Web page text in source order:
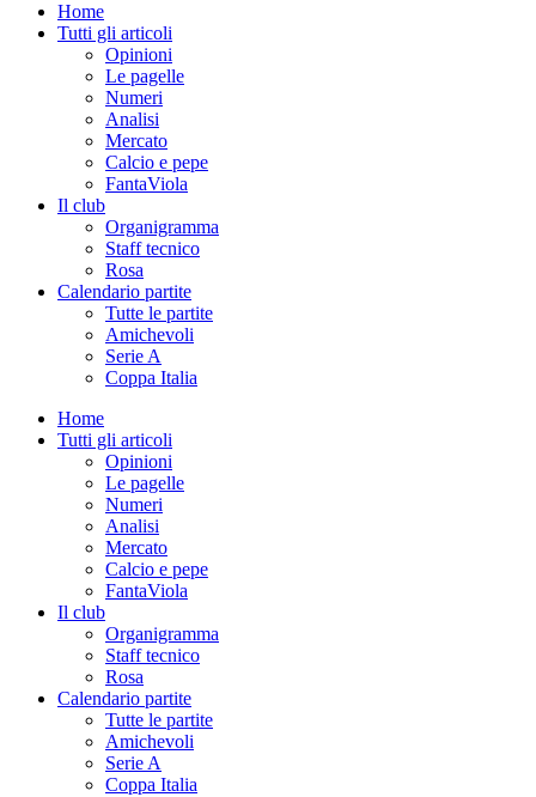
Home
Tutti gli articoli
Opinioni
Le pagelle
Numeri
Analisi
Mercato
Calcio e pepe
FantaViola
Il club
Organigramma
Staff tecnico
Rosa
Calendario partite
Tutte le partite
Amichevoli
Serie A
Coppa Italia
Home
Tutti gli articoli
Opinioni
Le pagelle
Numeri
Analisi
Mercato
Calcio e pepe
FantaViola
Il club
Organigramma
Staff tecnico
Rosa
Calendario partite
Tutte le partite
Amichevoli
Serie A
Coppa Italia